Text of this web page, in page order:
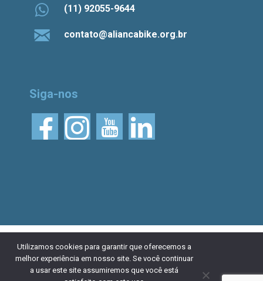
(11) 92055-9644
contato@aliancabike.org.br
Siga-nos
© 2026 Aliança Bike.
Esta obra está licenciada
com uma Licença Creative Commons Atribuição 4.0
Internacional. Desenvolvido porNaçãoDesign
Política de
Utilizamos cookies para garantir que oferecemos a
melhor experiência em nosso site. Se você continuar
a usar este site assumiremos que você está